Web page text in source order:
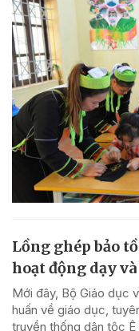
Lồng ghép bảo
hoạt động dạy
Mới đây, Bộ Giáo dục
huấn về giáo dục,
truyền thống dân tộc